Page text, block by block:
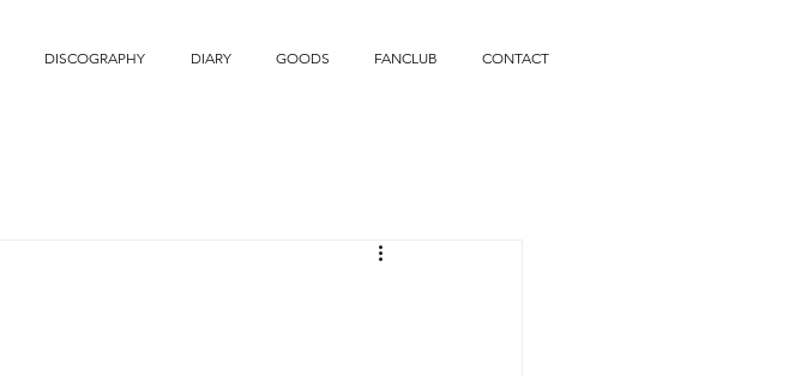
DISCOGRAPHY DIARY GOODS FANCLUB CONTACT